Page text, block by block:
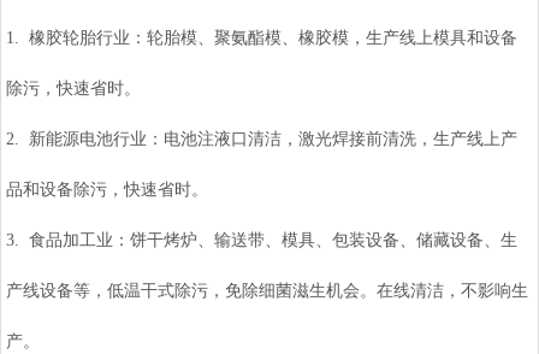
1. 橡胶轮胎行业：轮胎模、聚氨酯模、橡胶模，生产线上模具和设备
除污，快速省时。
2. 新能源电池行业：电池注液口清洁，激光焊接前清洗，生产线上产
品和设备除污，快速省时。
3. 食品加工业：饼干烤炉、输送带、模具、包装设备、储藏设备、生
产线设备等，低温干式除污，免除细菌滋生机会。在线清洁，不影响生
产。